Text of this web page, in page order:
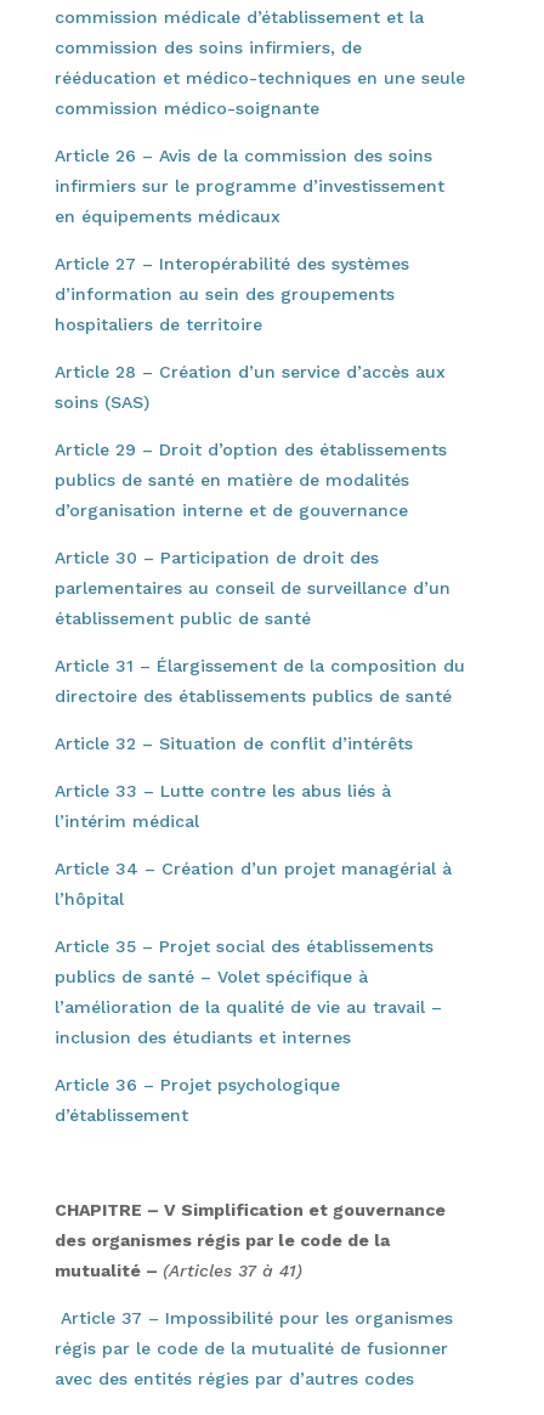
commission médicale d’établissement et la
commission des soins infirmiers, de
rééducation et médico-techniques en une seule
commission médico-soignante
Article 26 – Avis de la commission des soins
infirmiers sur le programme d’investissement
en équipements médicaux
Article 27 – Interopérabilité des systèmes
d’information au sein des groupements
hospitaliers de territoire
Article 28 – Création d’un service d’accès aux
soins (SAS)
Article 29 – Droit d’option des établissements
publics de santé en matière de modalités
d’organisation interne et de gouvernance
Article 30 – Participation de droit des
parlementaires au conseil de surveillance d’un
établissement public de santé
Article 31 – Élargissement de la composition du
directoire des établissements publics de santé
Article 32 – Situation de conflit d’intérêts
Article 33 – Lutte contre les abus liés à
l’intérim médical
Article 34 – Création d’un projet managérial à
l’hôpital
Article 35 – Projet social des établissements
publics de santé – Volet spécifique à
l’amélioration de la qualité de vie au travail –
inclusion des étudiants et internes
Article 36 – Projet psychologique
d’établissement
CHAPITRE – V Simplification et gouvernance
des organismes régis par le code de la
mutualité – (Articles 37 à 41)
Article 37 – Impossibilité pour les organismes
régis par le code de la mutualité de fusionner
avec des entités régies par d’autres codes